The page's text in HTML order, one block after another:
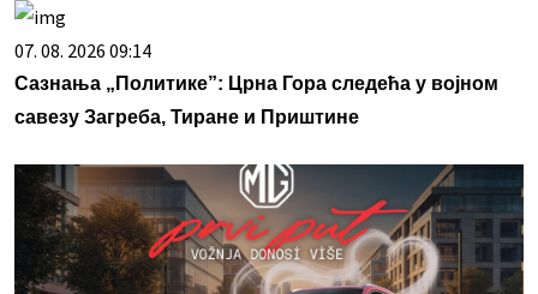
07. 08. 2026 09:14
Сазнања „Политике”: Црна Гора следећа у војном
савезу Загреба, Тиране и Приштине